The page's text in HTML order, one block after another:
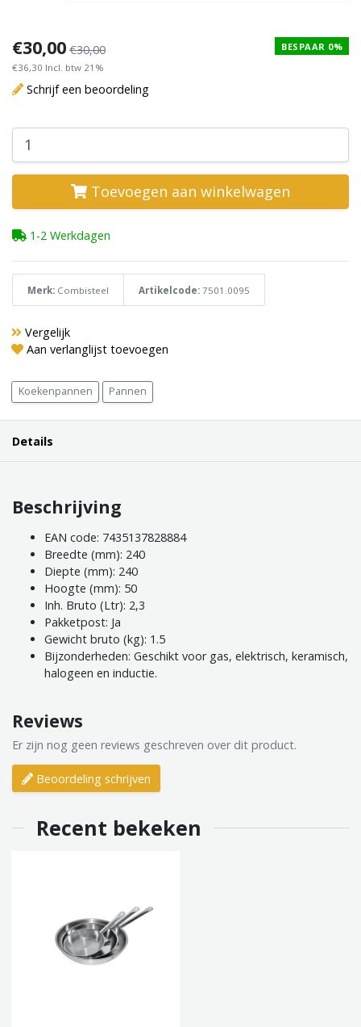
€30,00 €30,00
€36,30 Incl. btw 21%
BESPAAR 0%
Schrijf een beoordeling
Toevoegen aan winkelwagen
1-2 Werkdagen
Merk: Combisteel Artikelcode: 7501.0095
Vergelijk
Aan verlanglijst toevoegen
Koekenpannen Pannen
Details
Beschrijving
EAN code: 7435137828884
Breedte (mm): 240
Diepte (mm): 240
Hoogte (mm): 50
Inh. Bruto (Ltr): 2,3
Pakketpost: Ja
Gewicht bruto (kg): 1.5
Bijzonderheden: Geschikt voor gas, elektrisch, keramisch,
halogeen en inductie.
Reviews
Er zijn nog geen reviews geschreven over dit product.
Beoordeling schrijven
Recent bekeken